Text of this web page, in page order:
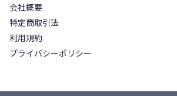
会社概要
特定商取引法
利用規約
プライバシーポリシー